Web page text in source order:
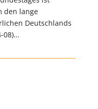
den lange
Deutschlands
08)…